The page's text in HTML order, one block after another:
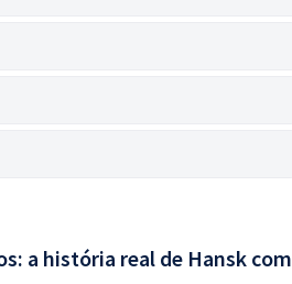
a história real de Hansk com